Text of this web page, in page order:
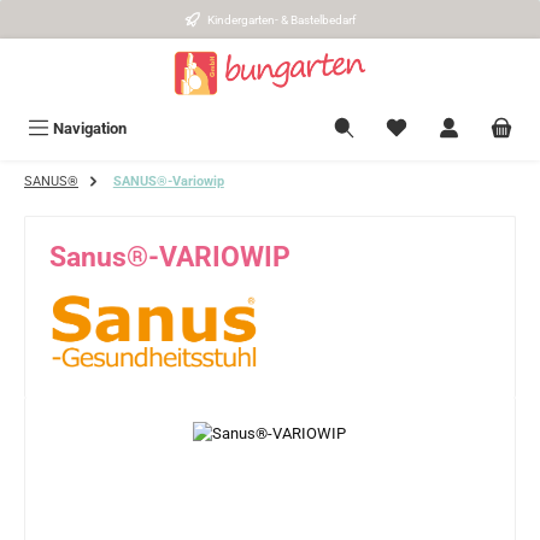
Kindergarten- & Bastelbedarf
Navigation
SANUS® SANUS®-Variowip
Sanus®-VARIOWIP
Bildergalerie überspringen